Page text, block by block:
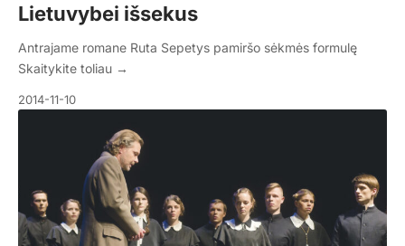
Lietuvybei išsekus
Antrajame romane Ruta Sepetys pamiršo sėkmės formulę
Skaitykite toliau →
2014-11-10